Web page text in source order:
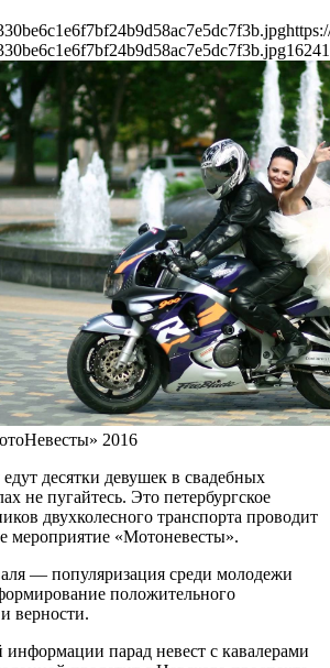
1624
2016
десятки девушек в свадебных
не пугайтесь. Это петербургское
двухколесного транспорта проводит
мероприятие «Мотоневесты».
— популяризация среди молодежи
положительного
верности.
парад невест с кавалерами